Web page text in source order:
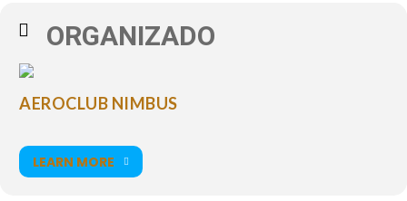
ORGANIZADO
AEROCLUB NIMBUS
LEARN MORE